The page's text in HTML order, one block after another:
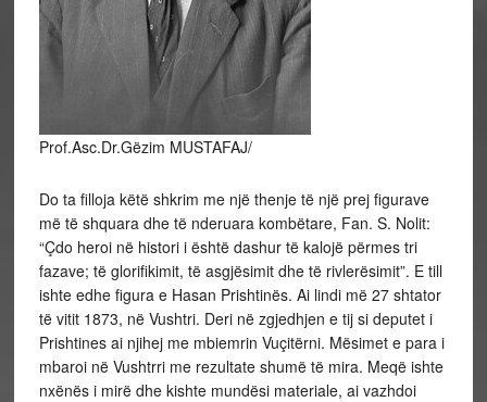
Prof.Asc.Dr.Gëzim MUSTAFAJ/
Do ta filloja këtë shkrim me një thenje të një prej figurave
më të shquara dhe të nderuara kombëtare, Fan. S. Nolit:
“Çdo heroi në histori i është dashur të kalojë përmes tri
fazave; të glorifikimit, të asgjësimit dhe të rivlerësimit”. E till
ishte edhe figura e Hasan Prishtinës. Ai lindi më 27 shtator
të vitit 1873, në Vushtri. Deri në zgjedhjen e tij si deputet i
Prishtines ai njihej me mbiemrin Vuçitërni. Mësimet e para i
mbaroi në Vushtrri me rezultate shumë të mira. Meqë ishte
nxënës i mirë dhe kishte mundësi materiale, ai vazhdoi